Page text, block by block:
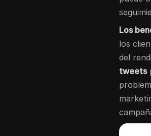
Los
los
del
tweets